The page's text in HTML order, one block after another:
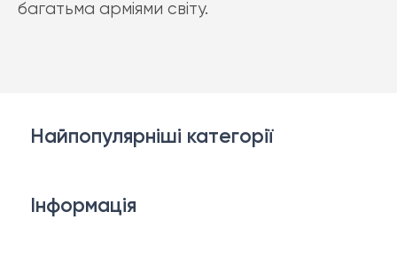
багатьма арміями світу.
Найпопулярніші категорії
Інформація